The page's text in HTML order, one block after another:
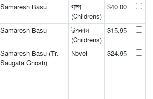
Samaresh Basu
গল্প
(Childrens)
$40.00
Samaresh Basu
উপন্যাস
(Childrens)
$15.95
Samaresh Basu (Tr.
Saugata Ghosh)
Novel $24.95